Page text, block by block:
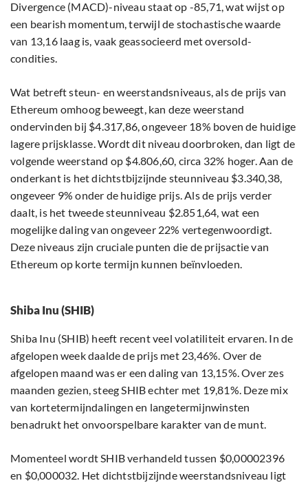
Divergence (MACD)-niveau staat op -85,71, wat wijst op
een bearish momentum, terwijl de stochastische waarde
van 13,16 laag is, vaak geassocieerd met oversold-
condities.
Wat betreft steun- en weerstandsniveaus, als de prijs van
Ethereum omhoog beweegt, kan deze weerstand
ondervinden bij $4.317,86, ongeveer 18% boven de huidige
lagere prijsklasse. Wordt dit niveau doorbroken, dan ligt de
volgende weerstand op $4.806,60, circa 32% hoger. Aan de
onderkant is het dichtstbijzijnde steunniveau $3.340,38,
ongeveer 9% onder de huidige prijs. Als de prijs verder
daalt, is het tweede steunniveau $2.851,64, wat een
mogelijke daling van ongeveer 22% vertegenwoordigt.
Deze niveaus zijn cruciale punten die de prijsactie van
Ethereum op korte termijn kunnen beïnvloeden.
Shiba Inu (SHIB)
Shiba Inu (SHIB) heeft recent veel volatiliteit ervaren. In de
afgelopen week daalde de prijs met 23,46%. Over de
afgelopen maand was er een daling van 13,15%. Over zes
maanden gezien, steeg SHIB echter met 19,81%. Deze mix
van kortetermijndalingen en langetermijnwinsten
benadrukt het onvoorspelbare karakter van de munt.
Momenteel wordt SHIB verhandeld tussen $0,00002396
en $0,000032. Het dichtstbijzijnde weerstandsniveau ligt